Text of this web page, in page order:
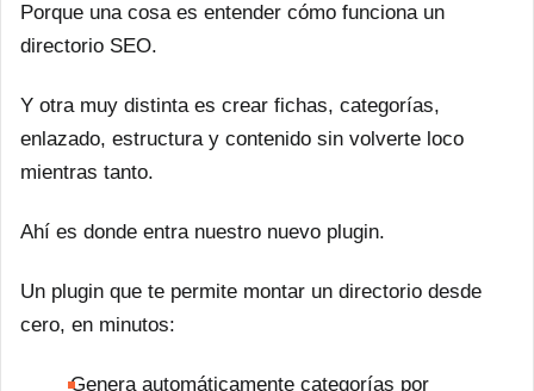
Porque una cosa es entender cómo funciona un
directorio SEO.
Y otra muy distinta es crear fichas, categorías,
enlazado, estructura y contenido sin volverte loco
mientras tanto.
Ahí es donde entra nuestro nuevo plugin.
Un plugin que te permite montar un directorio desde
cero, en minutos:
Genera automáticamente categorías por